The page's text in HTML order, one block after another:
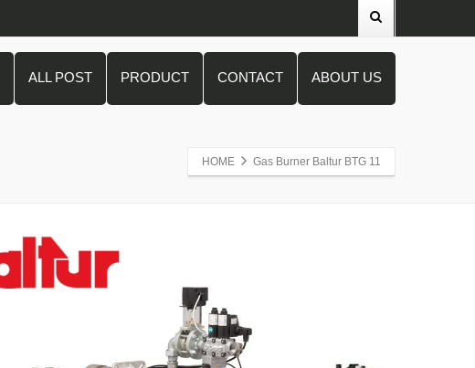
ALL POST PRODUCT CONTACT ABOUT US
HOME Gas Burner Baltur BTG 11